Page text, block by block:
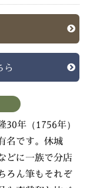
ら
年（1756年）
名です。休城
どに一族で分店
ろん筆もそれぞ